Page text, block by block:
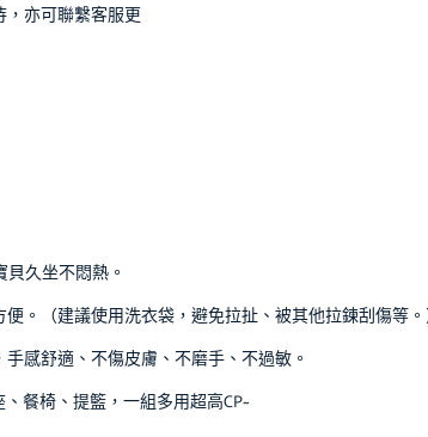
亦可聯繫客服更
久坐不悶熱。
。（建議使用洗衣袋，避免拉扯、被其他拉鍊刮傷等。
感舒適、不傷皮膚、不磨手、不過敏。
餐椅、提籃，一組多用超高CP~